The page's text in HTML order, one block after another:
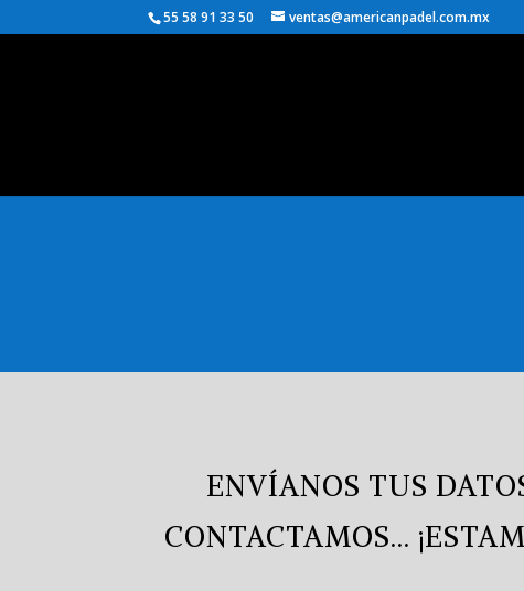
55 58 91 33 50 ventas@americanpadel.com.mx
ENVÍANOS TUS
CONTACTAMOS…